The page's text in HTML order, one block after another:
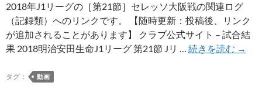
2018年J1リーグの［第21節］セレッソ大阪戦の関連ログ
（記録類）へのリンクです。 【随時更新：投稿後、リンク
が追加されることがあります】 クラブ公式サイト – 試合結
果 2018明治安田生命J1リーグ 第21節 Jリ … 続きを読む 2018
→
タグ： 動画